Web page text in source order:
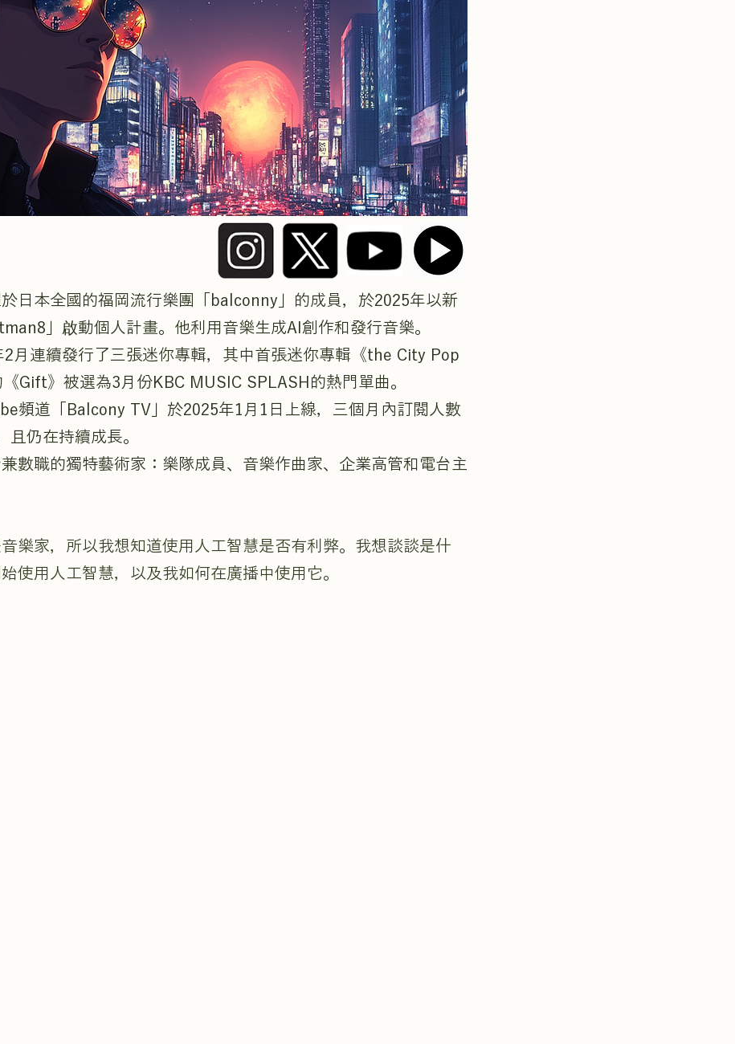
日本全國的福岡流行樂團「balconny」的成員，於2025年以新
」啟動個人計畫。他利用音樂生成AI創作和發行音樂。
2月連續發行了三張迷你專輯，其中首張迷你專輯《the City Pop
Gift》被選為3月份KBC MUSIC SPLASH的熱門單曲。
頻道「Balcony TV」於2025年1月1日上線，三個月內訂閱人數
且仍在持續成長。
數職的獨特藝術家：樂隊成員、音樂作曲家、企業高管和電台主
樂家，所以我想知道使用人工智慧是否有利弊。我想談談是什
使用人工智慧，以及我如何在廣播中使用它。